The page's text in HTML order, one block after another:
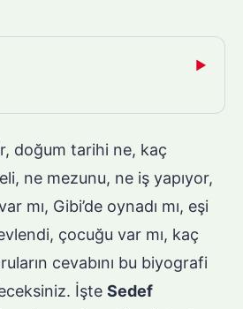
▶
doğum tarihi ne, kaç
ne mezunu, ne iş yapıyor,
mı, Gibi’de oynadı mı, eşi
çocuğu var mı, kaç
cevabını bu biyografi
İşte Sedef